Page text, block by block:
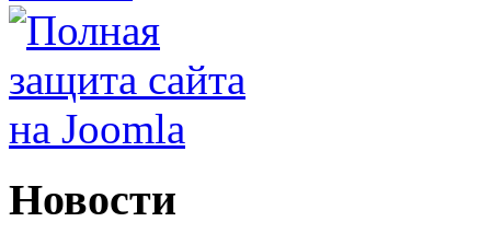
Новости